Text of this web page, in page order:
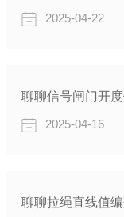
2025-04-22
聊聊信号闸门开
2025-04-16
聊聊拉绳直线值